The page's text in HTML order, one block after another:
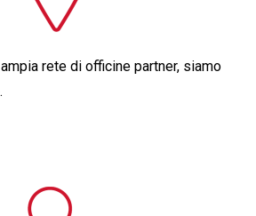
rete di officine partner, siamo